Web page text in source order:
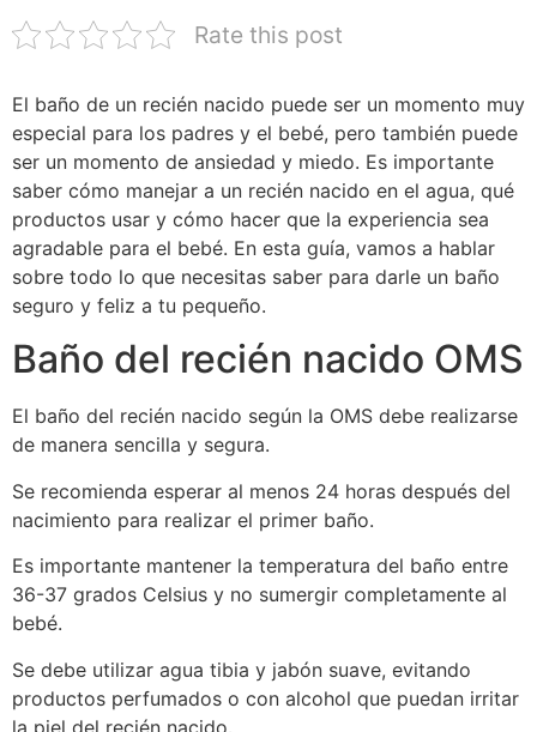
Rate this post
El baño de un recién nacido puede ser un momento muy
especial para los padres y el bebé, pero también puede
ser un momento de ansiedad y miedo. Es importante
saber cómo manejar a un recién nacido en el agua, qué
productos usar y cómo hacer que la experiencia sea
agradable para el bebé. En esta guía, vamos a hablar
sobre todo lo que necesitas saber para darle un baño
seguro y feliz a tu pequeño.
Baño del recién nacido OMS
El baño del recién nacido según la OMS debe realizarse
de manera sencilla y segura.
Se recomienda esperar al menos 24 horas después del
nacimiento para realizar el primer baño.
Es importante mantener la temperatura del baño entre
36-37 grados Celsius y no sumergir completamente al
bebé.
Se debe utilizar agua tibia y jabón suave, evitando
productos perfumados o con alcohol que puedan irritar
la piel del recién nacido.